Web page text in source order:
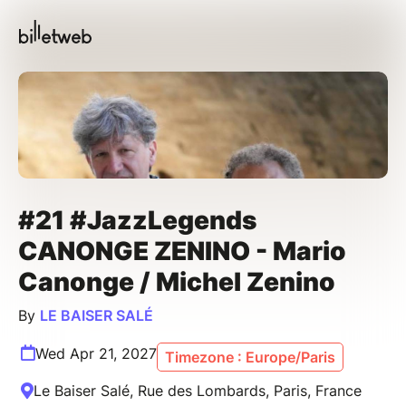
#21 #JazzLegends
CANONGE ZENINO - Mario
Canonge / Michel Zenino
By LE BAISER SALÉ
Wed Apr 21, 2027 Timezone : Europe/Paris
Le Baiser Salé, Rue des Lombards, Paris, France